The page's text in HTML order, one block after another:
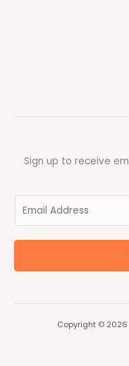
Sign up to receive
a
l
Copyright © 2026